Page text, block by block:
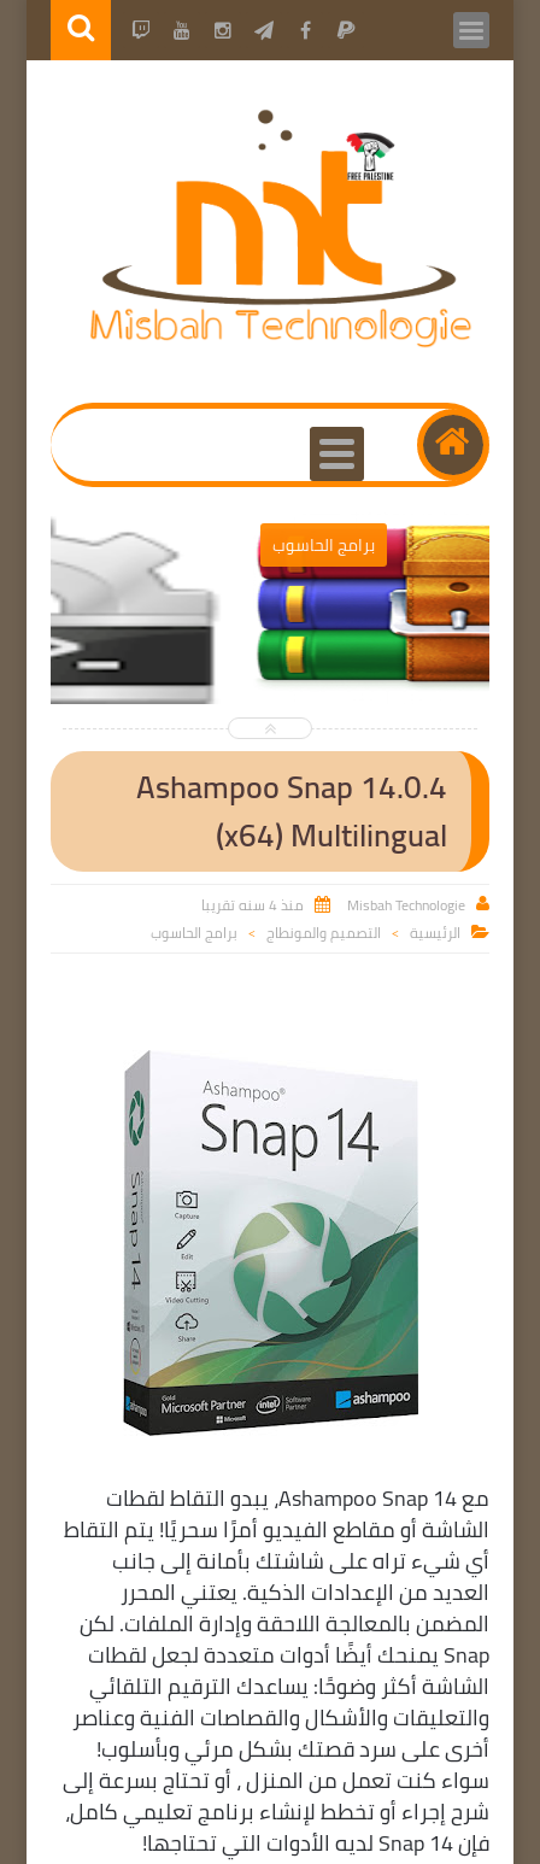
برامج الحاسوب
Ashampoo Snap 14.0.4
(x64) Multilingual

Misbah Technologie
 منذ 4 سنه تقريبا
 الرئيسية > التصميم والمونطاج > برامج الحاسوب
مع Ashampoo Snap 14، يبدو التقاط لقطات
الشاشة أو مقاطع الفيديو أمرًا سحريًا! يتم التقاط
أي شيء تراه على شاشتك بأمانة إلى جانب
العديد من الإعدادات الذكية. يعتني المحرر
المضمن بالمعالجة اللاحقة وإدارة الملفات. لكن
Snap يمنحك أيضًا أدوات متعددة لجعل لقطات
الشاشة أكثر وضوحًا: يساعدك الترقيم التلقائي
والتعليقات والأشكال والقصاصات الفنية وعناصر
أخرى على سرد قصتك بشكل مرئي وبأسلوب!
سواء كنت تعمل من المنزل ، أو تحتاج بسرعة إلى
شرح إجراء أو تخطط لإنشاء برنامج تعليمي كامل،
فإن Snap 14 لديه الأدوات التي تحتاجها!